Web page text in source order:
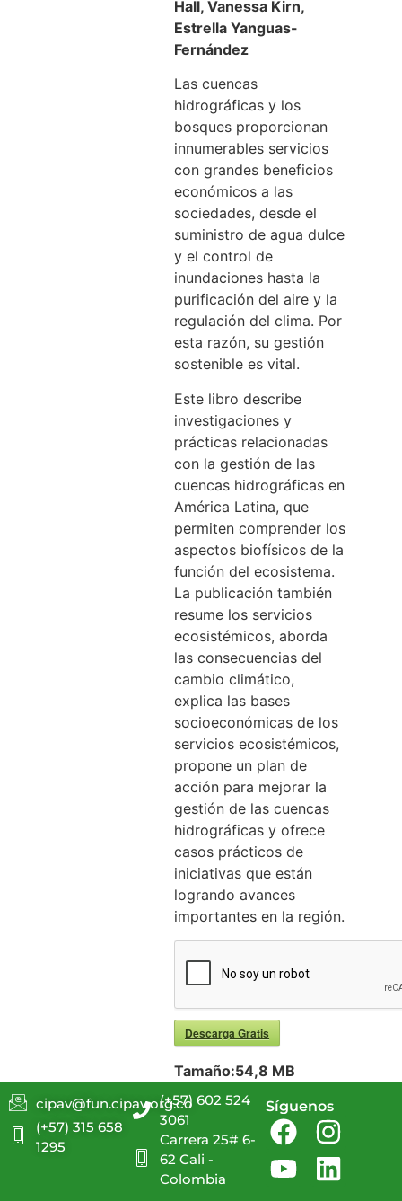
Hall, Vanessa Kirn,
Estrella Yanguas-
Fernández
Las cuencas
hidrográficas y los
bosques proporcionan
innumerables servicios
con grandes beneficios
económicos a las
sociedades, desde el
suministro de agua dulce
y el control de
inundaciones hasta la
purificación del aire y la
regulación del clima. Por
esta razón, su gestión
sostenible es vital.
Este libro describe
investigaciones y
prácticas relacionadas
con la gestión de las
cuencas hidrográficas en
América Latina, que
permiten comprender los
aspectos biofísicos de la
función del ecosistema.
La publicación también
resume los servicios
ecosistémicos, aborda
las consecuencias del
cambio climático,
explica las bases
socioeconómicas de los
servicios ecosistémicos,
propone un plan de
acción para mejorar la
gestión de las cuencas
hidrográficas y ofrece
casos prácticos de
iniciativas que están
logrando avances
importantes en la región.
Descarga Gratis
Tamaño:54,8 MB
cipav@fun.cipav.org.co
(+57) 315 658
1295
(+57) 602 524
3061
Carrera 25# 6-
62 Cali -
Colombia
Síguenos